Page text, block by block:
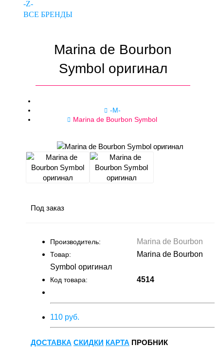
-Z-
ВСЕ БРЕНДЫ
Marina de Bourbon
Symbol оригинал
-M-
Marina de Bourbon Symbol
Под заказ
Производитель: Marina de Bourbon
Товар:
Marina de Bourbon
Symbol оригинал
Код товара: 4514
110 руб.
ДОСТАВКА СКИДКИ КАРТА ПРОБНИК